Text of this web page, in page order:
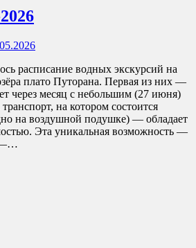
расписание водных экскурсий на
плато Путорана. Первая из них —
через месяц с небольшим (27 июня)
на котором состоится
на воздушной подушке) — обладает
Эта уникальная возможность —
—…